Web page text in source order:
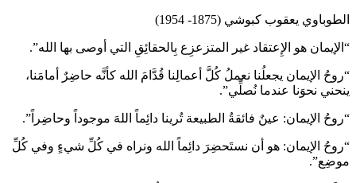
الطوباوي يعقوب كبوشي (1875- 1954)
“الإيمان هو الإِعتقاد غير المتزعزِع بِالحقائِقِ التي أوصى بها الله”.
“روحُ الإيمان يجعلُنا نعملُ كُلَّ أعمالِنا قُدَّامَ الله كأنَّه حاضِرٌ أمامَنا،
ينحني نحوَنا عندما نُصلِّي”.
“روحُ الإيمان: عينٌ فائقةُ الطبيعة تُرينا دائِماً اللهَ موجوداً وحاضِراً”.
“روحُ الإيمان: هو أن نستَحضِرَ دائِماً الله ونراه في كُلِّ شيءٍ وفي كُلِّ
موضِع”.